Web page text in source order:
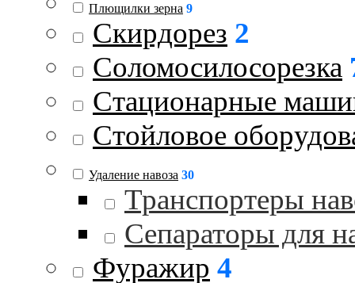
Плющилки зерна 9
Скирдорез 2
Соломосилосорезка
Стационарные
Стойловое
Удаление навоза 30
Транспортеры
Сепараторы для
Фуражир 4